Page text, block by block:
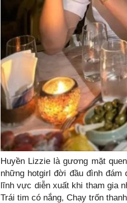
Huyền Lizzie là gương mặt
những hotgirl đời đầu đình
lĩnh vực diễn xuất khi tham gia
Trái tim có nắng, Chạy trốn